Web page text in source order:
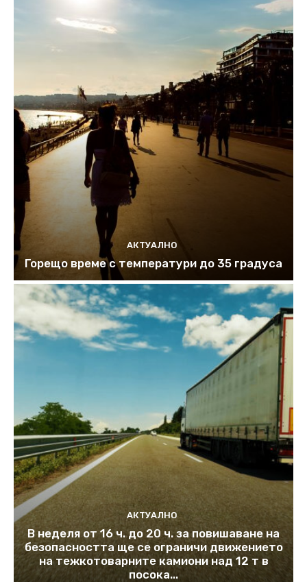
АКТУАЛНО
Горещо време с температури до 35 градуса
АКТУАЛНО
В неделя от 16 ч. до 20 ч. за повишаване на
безопасността ще се ограничи движението
на тежкотоварните камиони над 12 т в
посока...